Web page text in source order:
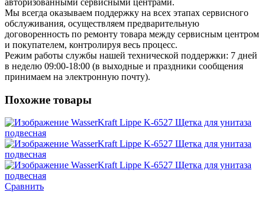
Мы всегда оказываем поддержку на всех этапах сервисного
обслуживания, осуществляем предварительную
договоренность по ремонту товара между сервисным центром
и покупателем, контролируя весь процесс.
Режим работы службы нашей технической поддержки: 7 дней
в неделю 09:00-18:00 (в выходные и праздники сообщения
принимаем на электронную почту).
Похожие товары
Сравнить